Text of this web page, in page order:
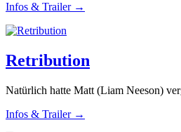
Infos & Trailer →
Retribution
Natürlich hatte Matt (Liam Neeson)
Infos & Trailer →